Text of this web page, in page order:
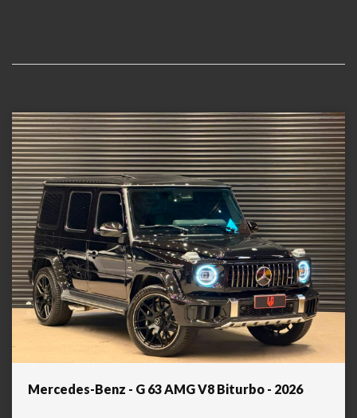
Mercedes-Benz - G 63 AMG V8 Biturbo - 2026